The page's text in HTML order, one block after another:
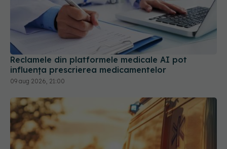
Reclamele din platformele medicale AI pot
influența prescrierea medicamentelor
09 aug 2026, 21:00